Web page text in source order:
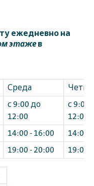
ежедневно на
этажев
Среда
с 9:00 до
12:00
с 9:00
12:00
14:00 - 16:00
14:00
19:00 - 20:00 19:00